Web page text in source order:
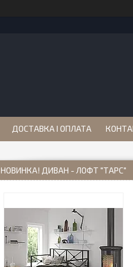
ДОСТАВКА І ОПЛАТА
НОВИНКА! ДИВАН - ЛОФТ "ТАРС"